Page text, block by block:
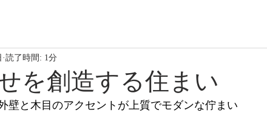
を創造する住まい
読了時間: 1分
壁と木目のアクセントが上質でモダンな佇まい